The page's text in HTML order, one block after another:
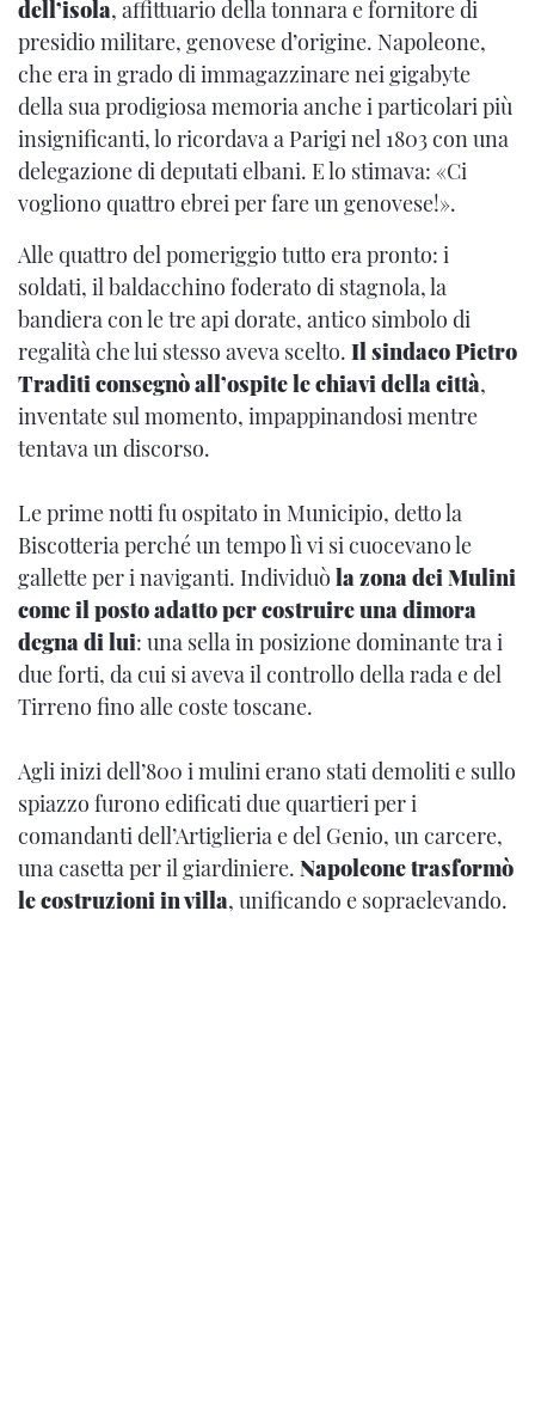
dell’isola, affittuario della tonnara e fornitore di
presidio militare, genovese d’origine. Napoleone,
che era in grado di immagazzinare nei gigabyte
della sua prodigiosa memoria anche i particolari più
insignificanti, lo ricordava a Parigi nel 1803 con una
delegazione di deputati elbani. E lo stimava: «Ci
vogliono quattro ebrei per fare un genovese!».
Alle quattro del pomeriggio tutto era pronto: i
soldati, il baldacchino foderato di stagnola, la
bandiera con le tre api dorate, antico simbolo di
regalità che lui stesso aveva scelto. Il sindaco Pietro
Traditi consegnò all’ospite le chiavi della città,
inventate sul momento, impappinandosi mentre
tentava un discorso.
Le prime notti fu ospitato in Municipio, detto la
Biscotteria perché un tempo lì vi si cuocevano le
gallette per i naviganti. Individuò la zona dei Mulini
come il posto adatto per costruire una dimora
degna di lui: una sella in posizione dominante tra i
due forti, da cui si aveva il controllo della rada e del
Tirreno fino alle coste toscane.
Agli inizi dell’800 i mulini erano stati demoliti e sullo
spiazzo furono edificati due quartieri per i
comandanti dell’Artiglieria e del Genio, un carcere,
una casetta per il giardiniere. Napoleone trasformò
le costruzioni in villa, unificando e sopraelevando.